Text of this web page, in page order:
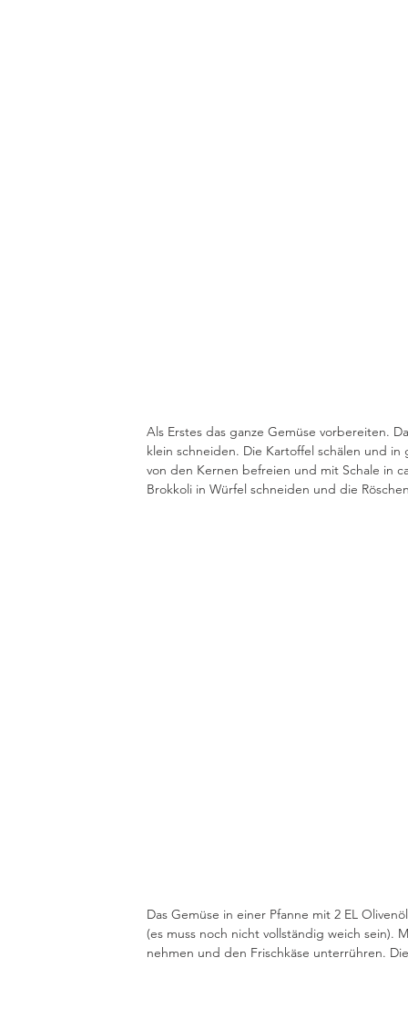
Als Erstes das ganze Gemüse vorbereiten.
klein schneiden. Die Kartoffel schälen und
von den Kernen befreien und mit Schale in
Brokkoli in Würfel schneiden und die
Das Gemüse in einer Pfanne mit 2 EL
(es muss noch nicht vollständig weich sein).
nehmen und den Frischkäse unterrühren.